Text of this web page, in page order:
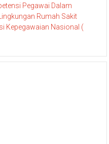
Pegawai Dalam
Rumah Sakit
Kepegawaian Nasional (